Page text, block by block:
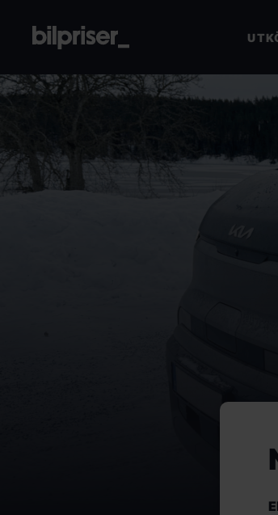
Utköp av tjänstebil
Företagstjänster
+